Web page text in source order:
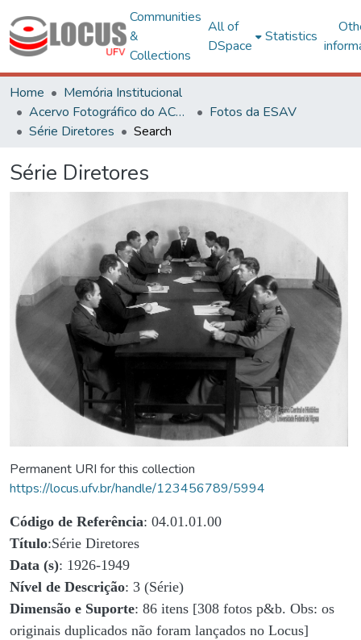
Communities
&
Collections
All of
DSpace
Statistics
Home
Memória Institucional
Acervo Fotográfico do ACH-UFV
Fotos da ESAV
Série Diretores
Search
Série Diretores
Permanent URI for this collection
https://locus.ufv.br/handle/123456789/5994
Código de Referência: 04.01.01.00
Título:Série Diretores
Data (s): 1926-1949
Nível de Descrição: 3 (Série)
Dimensão e Suporte: 86 itens [308 fotos p&b. Obs: os
originais duplicados não foram lançados no Locus]